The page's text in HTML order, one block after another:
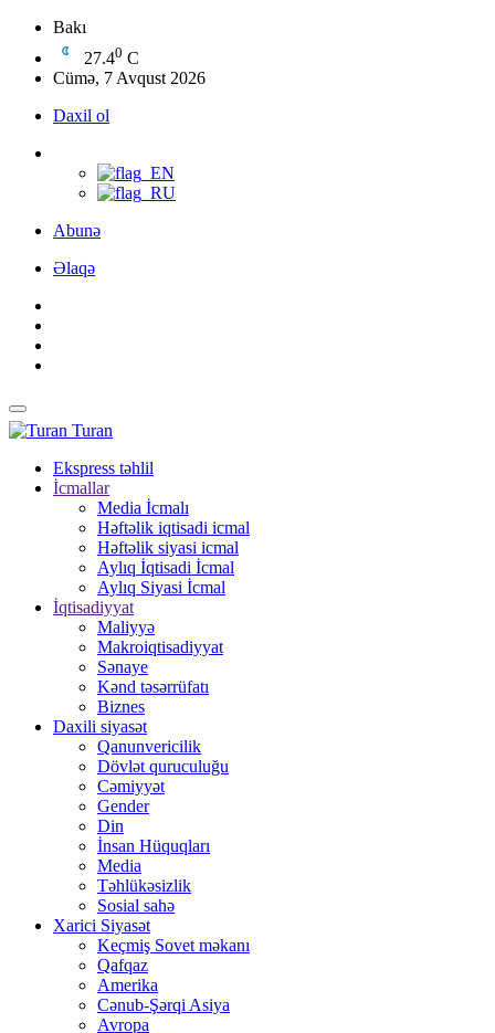
Bakı
27.40 C
Cümə, 7 Avqust 2026
Daxil ol
Abunə
Əlaqə
Turan
Ekspress təhlil
İcmallar
Media İcmalı
Həftəlik iqtisadi icmal
Həftəlik siyasi icmal
Aylıq İqtisadi İcmal
Aylıq Siyasi İcmal
İqtisadiyyat
Maliyyə
Makroiqtisadiyyat
Sənaye
Kənd təsərrüfatı
Biznes
Daxili siyasət
Qanunvericilik
Dövlət quruculuğu
Cəmiyyət
Gender
Din
İnsan Hüquqları
Media
Təhlükəsizlik
Sosial sahə
Xarici Siyasət
Keçmiş Sovet məkanı
Qafqaz
Amerika
Cənub-Şərqi Asiya
Avropa